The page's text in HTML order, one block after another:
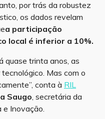
por trás da robustez
os dados revelam
a participação
local é inferior a 10%.
quase trinta anos, as
Mas com o
conta à RIL
Saugo, secretária da
e Inovação.